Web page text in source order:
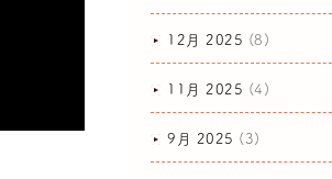
12月 2025 (8)
11月 2025 (4)
9月 2025 (3)